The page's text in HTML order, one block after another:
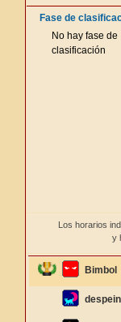
Fase de
No hay fase de
clasificación
Los horarios
y
Bimbol